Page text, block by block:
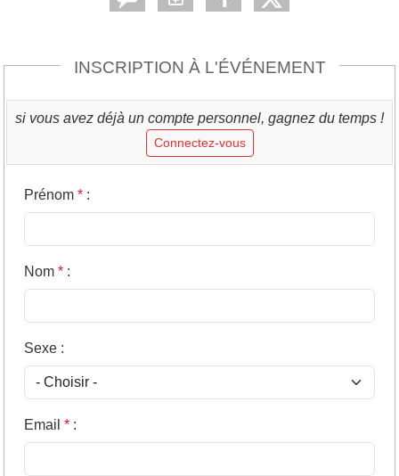
INSCRIPTION À L'ÉVÉNEMENT
si vous avez déjà un compte personnel, gagnez du temps !
Connectez-vous
Prénom * :
Nom * :
Sexe :
Email * :